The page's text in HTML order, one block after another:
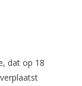
dat op 18